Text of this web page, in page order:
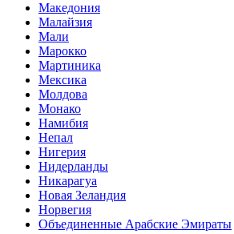
Македония
Малайзия
Мали
Марокко
Мартиника
Мексика
Молдова
Монако
Намибия
Непал
Нигерия
Нидерланды
Никарагуа
Новая Зеландия
Норвегия
Объединенные Арабские Эмираты